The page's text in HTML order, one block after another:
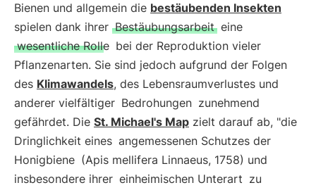
Bienen und allgemein die bestäubenden Insekten
spielen dank ihrer Bestäubungsarbeit eine
wesentliche Rolle bei der Reproduktion vieler
Pflanzenarten. Sie sind jedoch aufgrund der Folgen
des Klimawandels, des Lebensraumverlustes und
anderer vielfältiger Bedrohungen zunehmend
gefährdet. Die St. Michael's Map zielt darauf ab, "die
Dringlichkeit eines angemessenen Schutzes der
Honigbiene (Apis mellifera Linnaeus, 1758) und
insbesondere ihrer einheimischen Unterart zu